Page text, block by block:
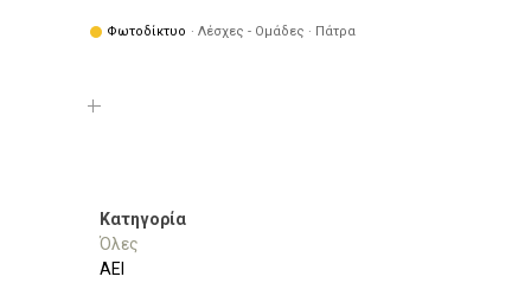
Φωτοδίκτυο · Λέσχες - Ομάδες · Πάτρα
Κατηγορία
Όλες
ΑΕΙ